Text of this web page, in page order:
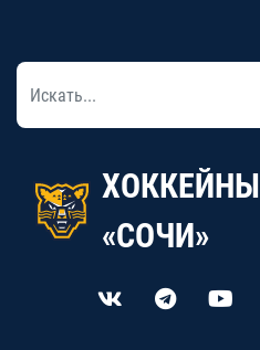
«СОЧИ»